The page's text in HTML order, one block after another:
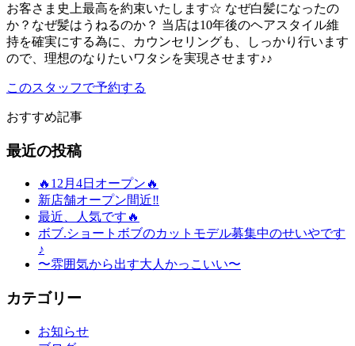
お客さま史上最高を約束いたします☆ なぜ白髪になったの
か？なぜ髪はうねるのか？ 当店は10年後のヘアスタイル維
持を確実にする為に、カウンセリングも、しっかり行います
ので、理想のなりたいワタシを実現させます♪♪
このスタッフで予約する
おすすめ記事
最近の投稿
🔥12月4日オープン🔥
新店舗オープン間近‼️
最近、人気です🔥
ボブ.ショートボブのカットモデル募集中のせいやです
♪
〜雰囲気から出す大人かっこいい〜
カテゴリー
お知らせ